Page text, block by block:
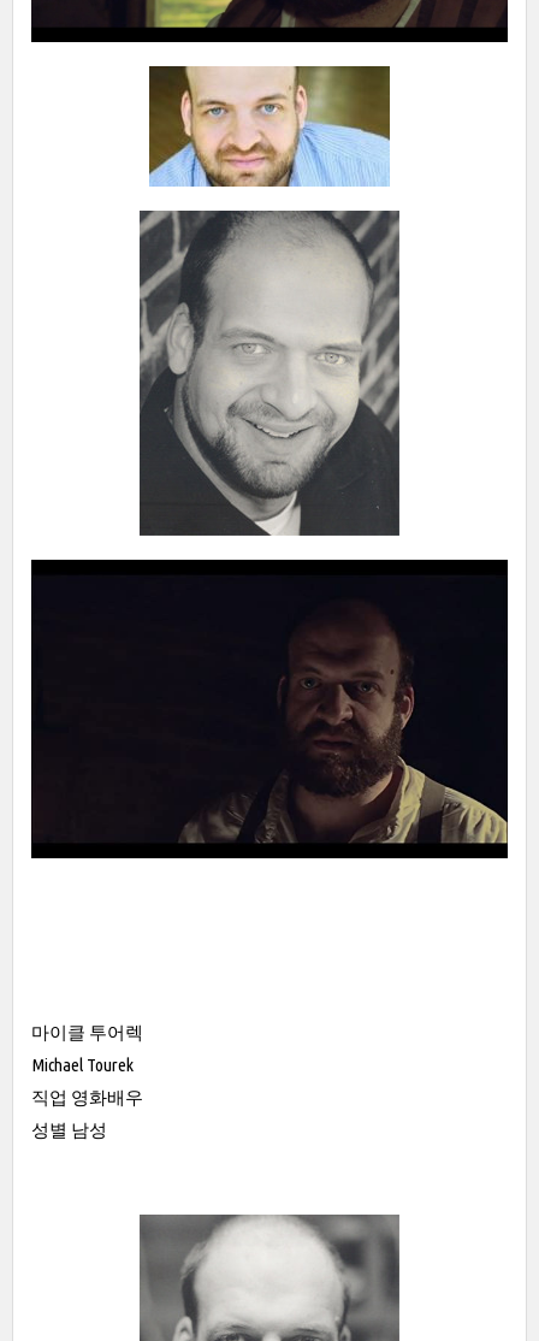
마이클 투어렉
Michael Tourek
직업 영화배우
성별 남성